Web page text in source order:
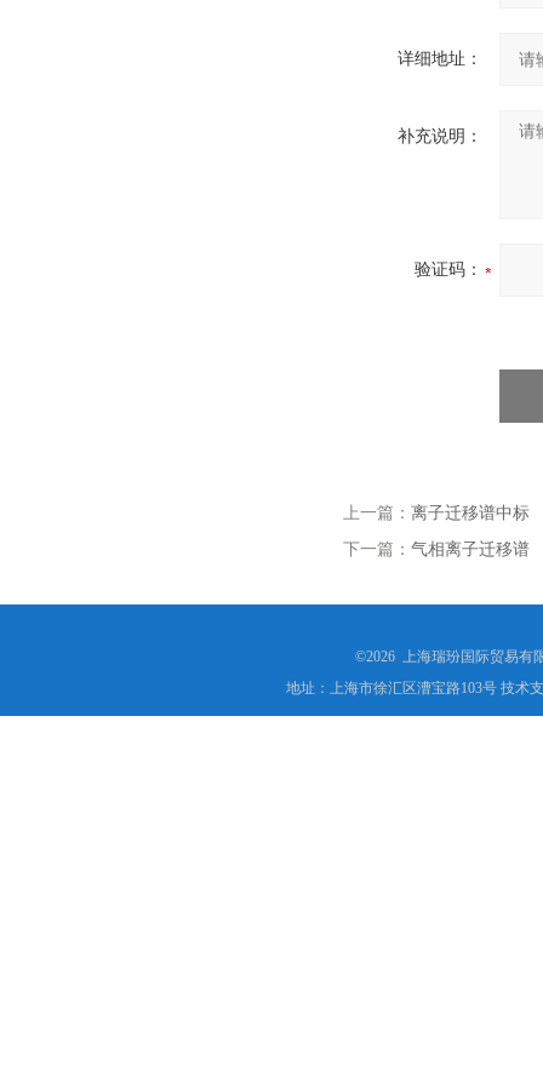
详细地址：
补充说明：
验证码：
上一篇： 离子迁移谱中标
下一篇： 气相离子迁移谱
©2026 上海瑞玢国际贸易有
地址：上海市徐汇区漕宝路103号 技术